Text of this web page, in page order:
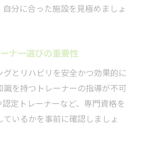
分に合った施設を見極めましょ
ナー選びの重要性
とリハビリを安全かつ効果的に
を持つトレーナーの指導が不可
定トレーナーなど、専門資格を
いるかを事前に確認しましょ